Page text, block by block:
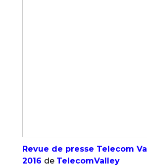
Revue de presse Telecom
2016 de TelecomValley